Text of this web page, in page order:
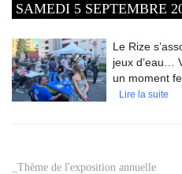
SAMEDI 5 SEPTEMBRE
Le Rize
jeux d’eau…
un moment
Lire la suite
_Thème de l'exposition annuelle